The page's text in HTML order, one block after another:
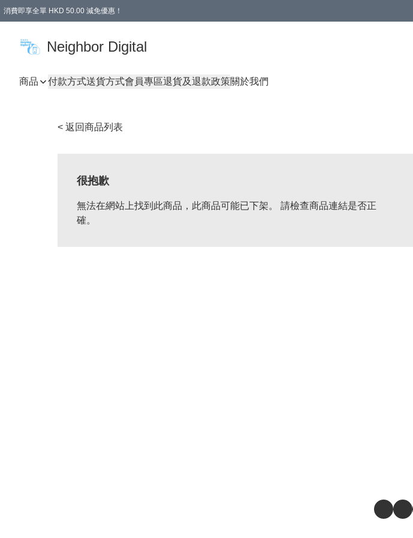
消費即享全單 HKD 50.00 減免優惠！
Neighbor Digital
商品 付款方式送貨方式會員專區退貨及退款政策關於我們
< 返回商品列表
很抱歉
無法在網站上找到此商品，此商品可能已下架。 請檢查商品連結是否正
確。